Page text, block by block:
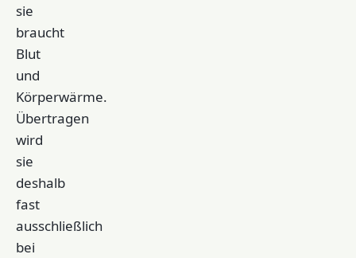
sie
braucht
Blut
und
Körperwärme.
Übertragen
wird
sie
deshalb
fast
ausschließlich
bei